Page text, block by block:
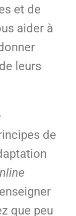
et de
aider à
leurs
de
que peu